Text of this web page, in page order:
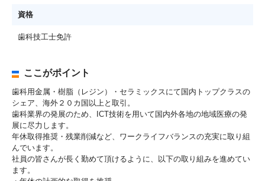
資格
歯科技工士免許
ここがポイント
歯科用金属・樹脂（レジン）・セラミックスにて国内トップクラスの
シェア、海外２０カ国以上と取引。
歯科業界の発展のため、ICT技術を用いて国内外各地の地域医療の発
展に尽力します。
年休取得推奨・残業削減など、ワークライフバランスの充実に取り組
んでいます。
社員の皆さんが長く勤めて頂けるように、以下の取り組みを進めてい
ます。